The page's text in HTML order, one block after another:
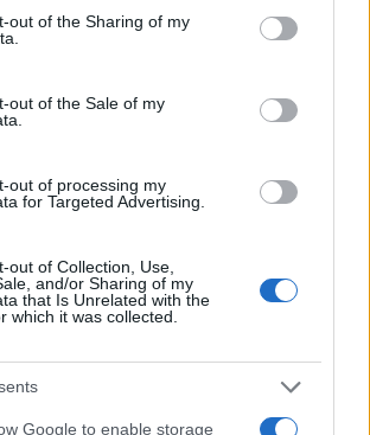
visit or usage behaviour. You may click to
to Google and its third-party tags to
below specified purposes in below Google
out of the Sharing of my
out of the Sale of my
out of processing my
for Targeted Advertising.
out of Collection, Use,
and/or Sharing of my
that Is Unrelated with the
which it was collected.
Google to enable storage
Pi
te
re
st
W
at
A
p
p
S
a
Articolo precedente
sulla strada provinciale ad Arzachena,